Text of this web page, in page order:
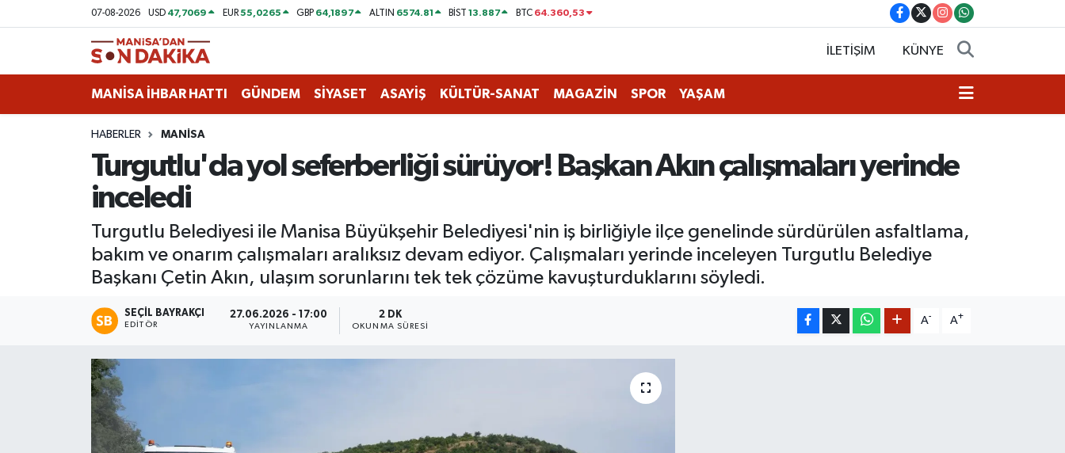
07-08-2026 USD 47,7069 EUR55,0265 GBP 64,1897 ALTIN 6574.81 BİST13.887 BTC 64.360,53
İLETİŞİM KÜNYE
MANİSA İHBAR HATTI GÜNDEM SİYASET ASAYİŞ KÜLTÜR-SANAT MAGAZİN SPOR YAŞAM
HABERLER MANİSA
Turgutlu'da yol seferberliği sürüyor! Başkan Akın çalışmaları yerinde
inceledi
Turgutlu Belediyesi ile Manisa Büyükşehir Belediyesi'nin iş birliğiyle ilçe genelinde sürdürülen asfaltlama,
bakım ve onarım çalışmaları aralıksız devam ediyor. Çalışmaları yerinde inceleyen Turgutlu Belediye
Başkanı Çetin Akın, ulaşım sorunlarını tek tek çözüme kavuşturduklarını söyledi.
SEÇIL BAYRAKÇI
EDITÖR
27.06.2026 - 17:00
YAYINLANMA
2 DK
OKUNMA SÜRESI
A- A+
GÜNDEM
KÜLTÜR-SANAT
MANİSA'DA TRAFİK
SİYASET
GİZLİLİK SÖZLEŞMESİ
İLETİŞİM
Hava Durumu
Trafik Durumu
Puan Durumu ve Fikstür
Tüm Manşetler
Son Dakika Haberleri
Haber Arşivi